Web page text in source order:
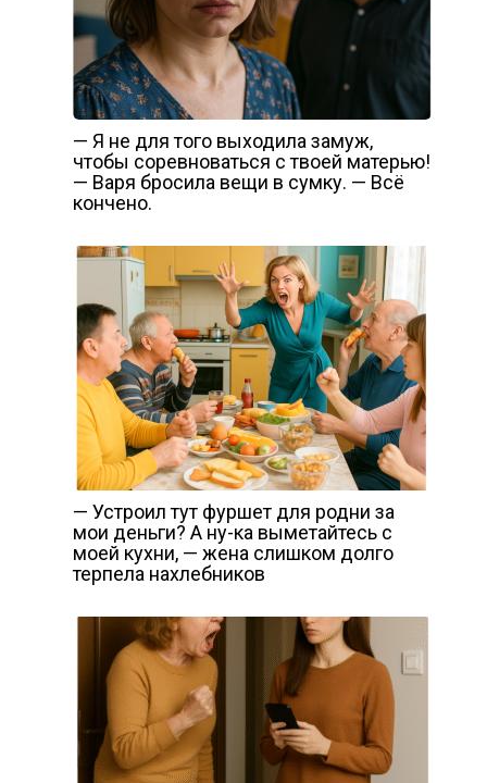
— Я не для того выходила замуж,
чтобы соревноваться с твоей матерью!
— Варя бросила вещи в сумку. — Всё
кончено.
— Устроил тут фуршет для родни за
мои деньги? А ну-ка выметайтесь с
моей кухни, — жена слишком долго
терпела нахлебников